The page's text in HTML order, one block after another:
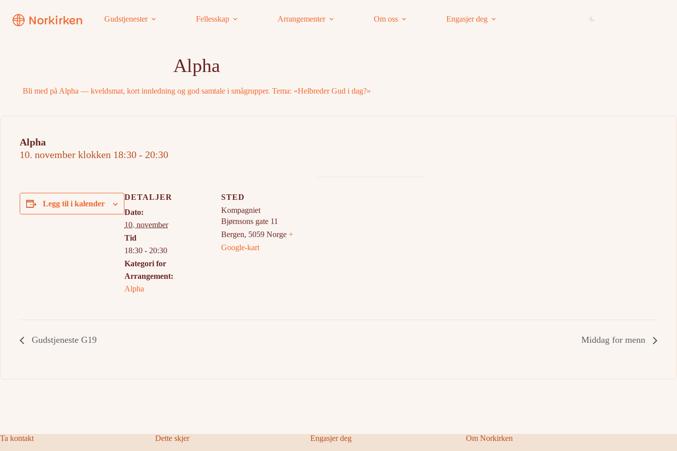
innholdet
Gudstjenester Fellesskap Arrangementer Om oss Engasjer deg
Alpha
Bli med på Alpha — kveldsmat, kort innledning og god samtale i smågrupper. Tema: «Helbreder Gud i dag?»
Alpha
10. november klokken 18:30 - 20:30
Legg til i kalender
DETALJER
Dato:
10. november
Tid
18:30 - 20:30
Kategori for
Arrangement:
Alpha
STED
Kompagniet
Bjørnsons gate 11
Bergen, 5059 Norge +
Google-kart
Gudstjeneste G19 Middag for menn
Ta kontakt
Dette skjer
Engasjer deg
Om Norkirken